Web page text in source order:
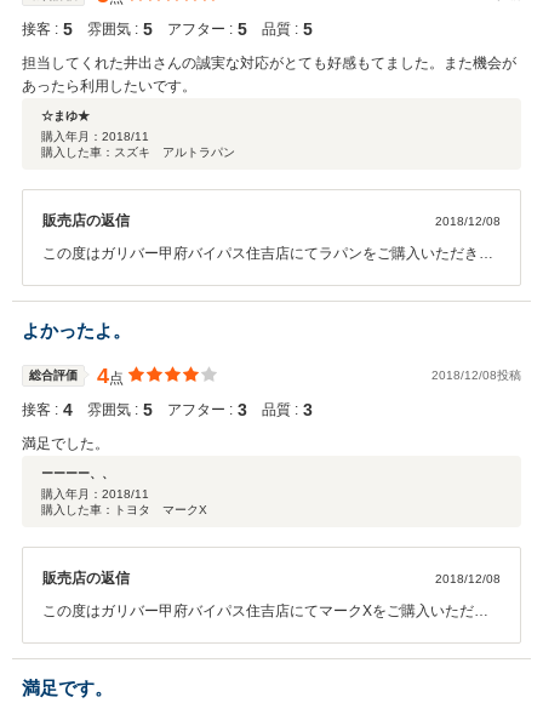
接客 : 5 雰囲気 : 5 アフター : 5 品質 : 5
担当してくれた井出さんの誠実な対応がとても好感もてました。また機会が
あったら利用したいです。
☆まゆ★
購入年月： 2018/11
購入した車：スズキ アルトラパン
販売店の返信 2018/12/08
この度はガリバー甲府バイパス住吉店にてラパンをご購入いただきあ
ださい。ご満足いただけるよういつでも対応させていただきます。今
後とも宜しくお願い致します！
よかったよ。
総合評価 4点 2018/12/08投稿
接客 : 4 雰囲気 : 5 アフター : 3 品質 : 3
満足でした。
ーーーー、、
購入年月： 2018/11
購入した車：トヨタ マークX
販売店の返信 2018/12/08
この度はガリバー甲府バイパス住吉店にてマークXをご購入いただき
バーはーーーー、、様に今後も素敵なカーライフを送っていただく為
に全力でサポートさせて頂く所存です。いつでもお気軽にお立ち寄り
ください！ 有難うございます。
満足です。